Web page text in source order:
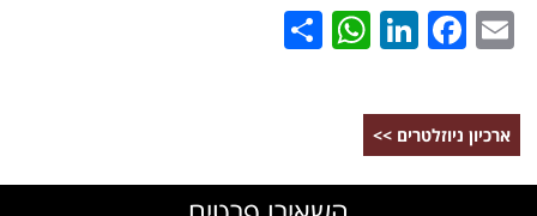
Email
Facebook
LinkedIn
WhatsApp
ארכיון ניוזלטרים >>